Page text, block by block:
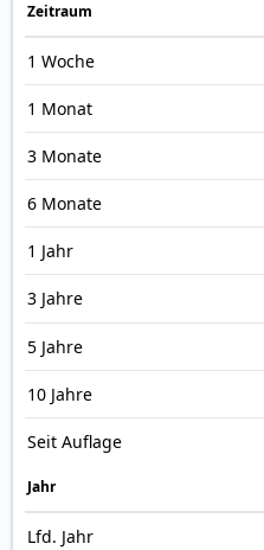
Zeit­raum
1 Woche
1 Monat
3 Monate
6 Monate
1 Jahr
3 Jahre
5 Jahre
10 Jahre
Seit Auflage
Jahr
Lfd. Jahr